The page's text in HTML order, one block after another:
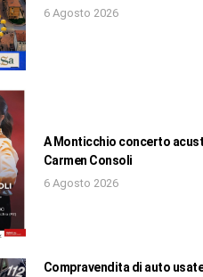
6 Agosto 2026
A Monticchio concerto
Carmen Consoli
6 Agosto 2026
Compravendita di auto